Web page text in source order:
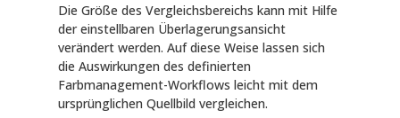
Die Größe des Vergleichsbereichs kann mit Hilfe
der einstellbaren Überlagerungsansicht
verändert werden. Auf diese Weise lassen sich
die Auswirkungen des definierten
Farbmanagement-Workflows leicht mit dem
ursprünglichen Quellbild vergleichen.